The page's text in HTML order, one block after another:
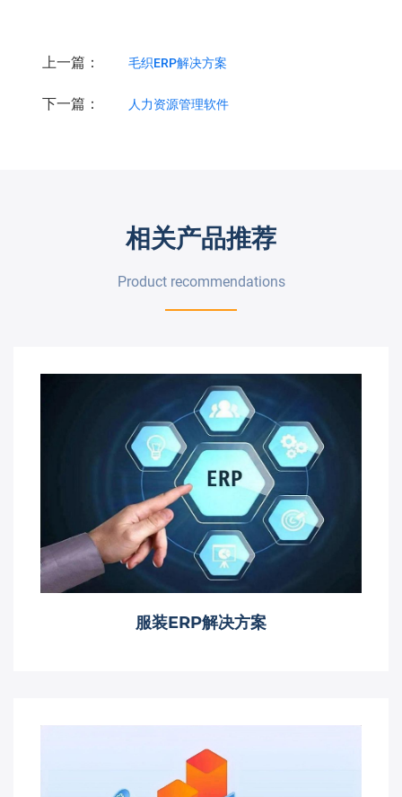
上一篇： 毛织ERP解决方案
下一篇： 人力资源管理软件
相关产品推荐
Product recommendations
服装ERP解决方案